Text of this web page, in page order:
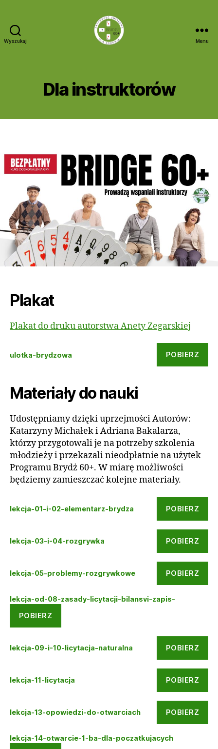
Wyszukaj Menu
Dla instruktorów
Plakat
Plakat do druku autorstwa Anety Zegarskiej
ulotka-brydzowa POBIERZ
Materiały do nauki
Udostępniamy dzięki uprzejmości Autorów:
Katarzyny Michałek i Adriana Bakalarza,
którzy przygotowali je na potrzeby szkolenia
młodzieży i przekazali nieodpłatnie na użytek
Programu Brydż 60+. W miarę możliwości
będziemy zamieszczać kolejne materiały.
lekcja-01-i-02-elementarz-brydza POBIERZ
lekcja-03-i-04-rozgrywka POBIERZ
lekcja-05-problemy-rozgrywkowe POBIERZ
lekcja-od-08-zasady-licytacji-bilansvi-zapis-
POBIERZ
lekcja-09-i-10-licytacja-naturalna POBIERZ
lekcja-11-licytacja POBIERZ
lekcja-13-opowiedzi-do-otwarciach POBIERZ
lekcja-14-otwarcie-1-ba-dla-poczatkujacych